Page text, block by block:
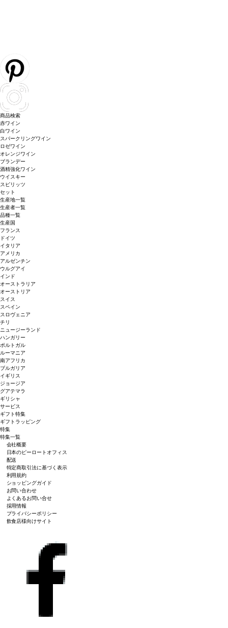
商品検索
赤ワイン
白ワイン
スパークリングワイン
ロゼワイン
オレンジワイン
ブランデー
酒精強化ワイン
ウイスキー
スピリッツ
セット
生産地一覧
生産者一覧
品種一覧
生産国
フランス
ドイツ
イタリア
アメリカ
アルゼンチン
ウルグアイ
インド
オーストラリア
オーストリア
スイス
スペイン
スロヴェニア
チリ
ニュージーランド
ハンガリー
ポルトガル
ルーマニア
南アフリカ
ブルガリア
イギリス
ジョージア
グアテマラ
ギリシャ
サービス
ギフト特集
ギフトラッピング
特集
特集一覧
会社概要
日本のピーロートオフィス
配送
特定商取引法に基づく表示
利用規約
ショッピングガイド
お問い合わせ
よくあるお問い合せ
採用情報
プライバシーポリシー
飲食店様向けサイト